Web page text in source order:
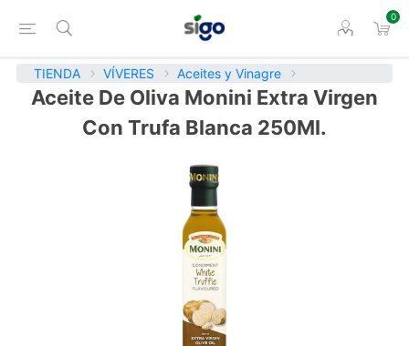
0
TIENDA VÍVERES Aceites y Vinagre
Aceite De Oliva Monini Extra Virgen
Con Trufa Blanca 250Ml.